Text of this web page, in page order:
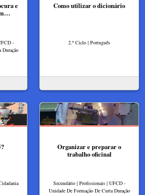
e
-
Duração
Como utilizar o dicionário
2.º Ciclo | Português
Organizar e preparar o
trabalho oficinal
Secundário | Profissionais | UFCD -
Unidade De Formação De Curta Duração